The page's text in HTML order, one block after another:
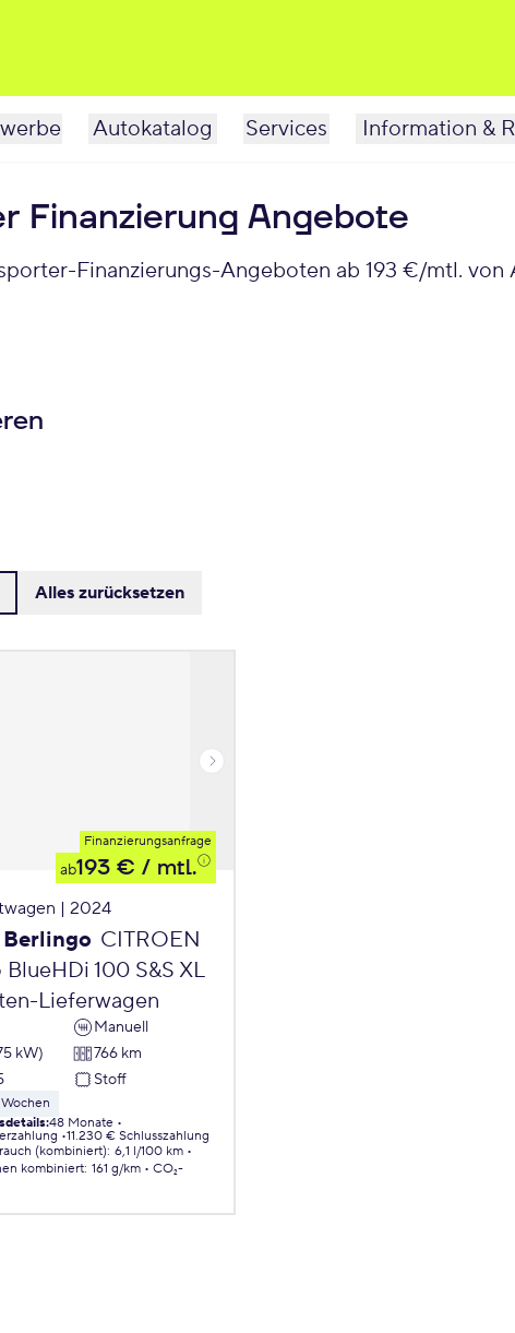
Autokatalog Services Information &
Finanzierung Angebote
Finanzierungs-Angeboten ab 193 €/mtl. von
Alles zurücksetzen
Finanzierungsanfrage
ab193 € / mtl.
| 2024
CITROEN
100 S&S XL
Lieferwagen
Manuell
kW)
766 km
Stoff
:48 Monate
11.230 € Schlusszahlung
(kombiniert): 6,1 l/100 km
kombiniert: 161 g/km
CO₂-